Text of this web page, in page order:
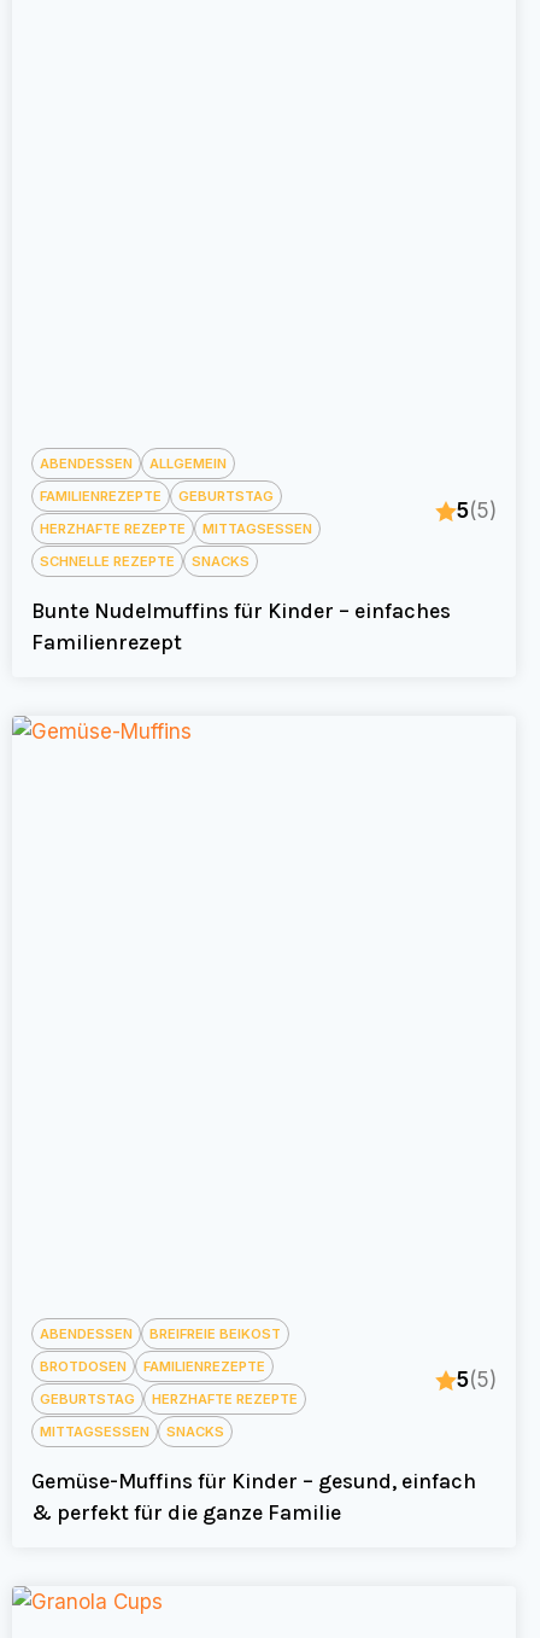
ABENDESSEN
ALLGEMEIN
FAMILIENREZEPTE
GEBURTSTAG
HERZHAFTE REZEPTE
MITTAGSESSEN
SCHNELLE REZEPTE
SNACKS
5(5)
Bunte Nudelmuffins für Kinder – einfaches
Familienrezept
ABENDESSEN
BREIFREIE BEIKOST
BROTDOSEN
FAMILIENREZEPTE
GEBURTSTAG
HERZHAFTE REZEPTE
MITTAGSESSEN
SNACKS
5(5)
Gemüse-Muffins für Kinder – gesund, einfach
& perfekt für die ganze Familie